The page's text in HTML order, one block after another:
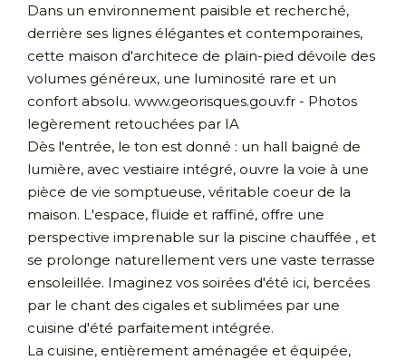
Dans un environnement paisible et recherché,
derrière ses lignes élégantes et contemporaines,
cette maison d'architece de plain-pied dévoile des
volumes généreux, une luminosité rare et un
confort absolu. www.georisques.gouv.fr - Photos
legèrement retouchées par IA
Dès l'entrée, le ton est donné : un hall baigné de
lumière, avec vestiaire intégré, ouvre la voie à une
pièce de vie somptueuse, véritable coeur de la
maison. L'espace, fluide et raffiné, offre une
perspective imprenable sur la piscine chauffée , et
se prolonge naturellement vers une vaste terrasse
ensoleillée. Imaginez vos soirées d'été ici, bercées
par le chant des cigales et sublimées par une
cuisine d'été parfaitement intégrée.
La cuisine, entièrement aménagée et équipée,